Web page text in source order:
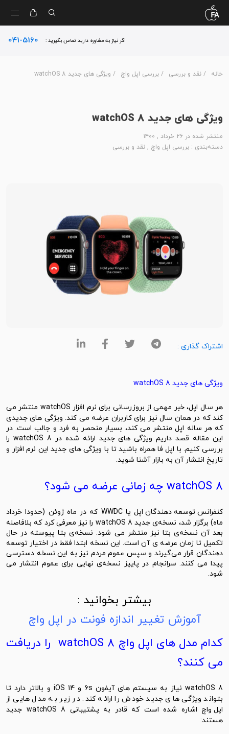
اگر نیاز به مشاوره دارید تماس بگیرید : 041-5160
خانه / نقد و بررسی / بررسی اپل واچ / ویژگی های جدید watchOS 8
ویژگی های جدید watchOS 8
منتشر شده در ۲۶ خرداد , ۱۴۰۰
دسته‌بندی :
بررسی اپل واچ, نقد و بررسی
اشتراک گذاری :
ویژگی های جدید watchOS 8
هر سالاپل
، خبر مهمی از بروزرسانی برای نرم افزار watchOS منتشر می
کند که در همان سال نیز برای کاربران عرضه می کند. ویژگی های جدیدی
که هر ساله اپل منتشر می کند، بسیار منحصر به فرد و جالب است. در
این مقاله قصد داریم ویژگی های جدید ارائه شده در watchOS 8 را
بررسی کنیم. بااپل فا همراه باشید تا با ویژگی های جدید این نرم افزار و
تاریخ انتشار آن به بازار آشنا شوید.
watchOS 8 چه زمانی عرضه می شود؟
کنفرانس توسعه ‌دهندگان اپل
یا WWDC که در ماه ژوئن (حدودا خرداد
ماه) برگزار شد، نسخه‌ی جدید watchOS 8 را نیز معرفی کرد که بلافاصله
بعد آن نسخه‌ی بتا نیز‌ منتشر می ‌شود. نسخه‌ی بتا پیوسته در حال
تکمیل تا زمان عرضه ی آن است. این نسخه ابتدا فقط در اختیار توسعه
‌دهندگان قرار می‌گیرند و سپس عموم مردم نیز به این نسخه دسترسی
پیدا می کنند. سرانجام در پاییز نسخه‌ی نهایی برای عموم انتشار می
شود.
بیشتر بخوانید :
آموزش تغییر اندازه فونت در اپل واچ
کدام مدل های اپل واچ watchOS 8 را دریافت
می کنند؟
watchOS 8 نیاز به سیستم های آیفون
6s و iOS 14 و بالاتر دارد تا
بتواند ویژگی های جدید خودش را ارائه کند. در زیر به مدل هایی از
اپل واچ
اشاره شده است که قادر به پشتیبانی watchOS 8 جدید
هستند: